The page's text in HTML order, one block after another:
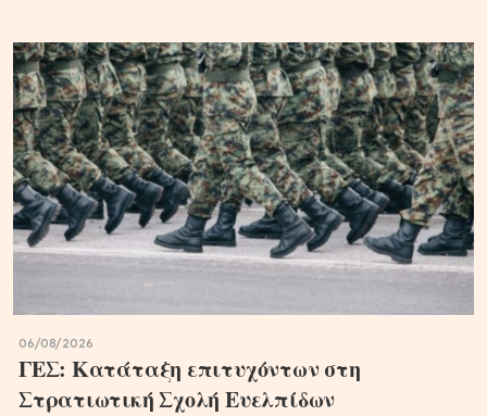
06/08/2026
ΓΕΣ: Κατάταξη επιτυχόντων στη
Στρατιωτική Σχολή Ευελπίδων